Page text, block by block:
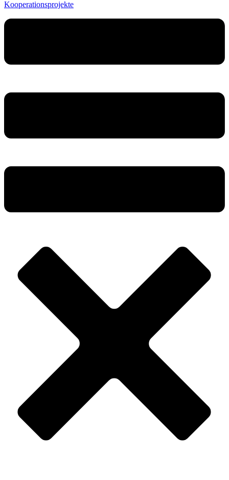
Kooperationsprojekte